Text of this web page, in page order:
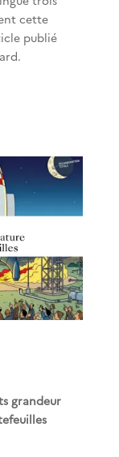
cette
publié
grandeur